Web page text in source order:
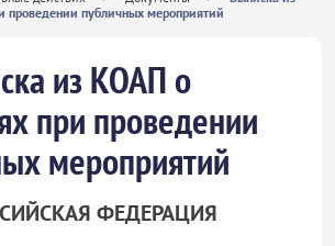
публичных мероприятий
из КОАП о
при проведении
мероприятий
ФЕДЕРАЦИЯ